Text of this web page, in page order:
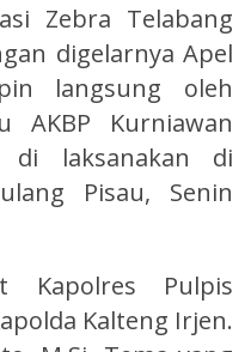
Zebra Telabang
digelarnya Apel
langsung oleh
AKBP Kurniawan
di laksanakan di
Pisau, Senin
Kapolres Pulpis
Kalteng Irjen.